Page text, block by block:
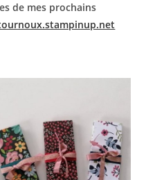
de mes prochains